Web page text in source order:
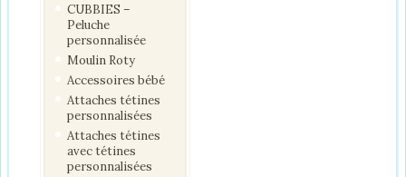
CUBBIES –
Peluche
personnalisée
Moulin Roty
Accessoires bébé
Attaches tétines
personnalisées
Attaches tétines
avec tétines
personnalisées